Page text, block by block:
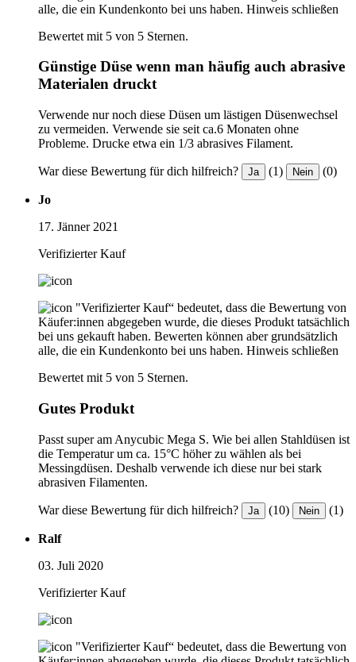
alle, die ein Kundenkonto bei uns haben. Hinweis schließen
Bewertet mit 5 von 5 Sternen.
Günstige Düse wenn man häufig auch abrasive
Materialen druckt
Verwende nur noch diese Düsen um lästigen Düsenwechsel
zu vermeiden. Verwende sie seit ca.6 Monaten ohne
Probleme. Drucke etwa ein 1/3 abrasives Filament.
War diese Bewertung für dich hilfreich? Ja (1) Nein (0)
Jo
17. Jänner 2021
Verifizierter Kauf
"Verifizierter Kauf“ bedeutet, dass die Bewertung von
Käufer:innen abgegeben wurde, die dieses Produkt tatsächlich
bei uns gekauft haben. Bewerten können aber grundsätzlich
alle, die ein Kundenkonto bei uns haben. Hinweis schließen
Bewertet mit 5 von 5 Sternen.
Gutes Produkt
Passt super am Anycubic Mega S. Wie bei allen Stahldüsen ist
die Temperatur um ca. 15°C höher zu wählen als bei
Messingdüsen. Deshalb verwende ich diese nur bei stark
abrasiven Filamenten.
War diese Bewertung für dich hilfreich? Ja (10) Nein (1)
Ralf
03. Juli 2020
Verifizierter Kauf
"Verifizierter Kauf“ bedeutet, dass die Bewertung von